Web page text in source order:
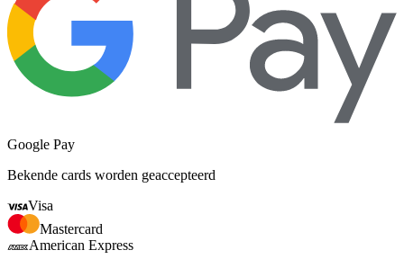
Google Pay
Bekende cards worden geaccepteerd
Visa
Mastercard
American Express